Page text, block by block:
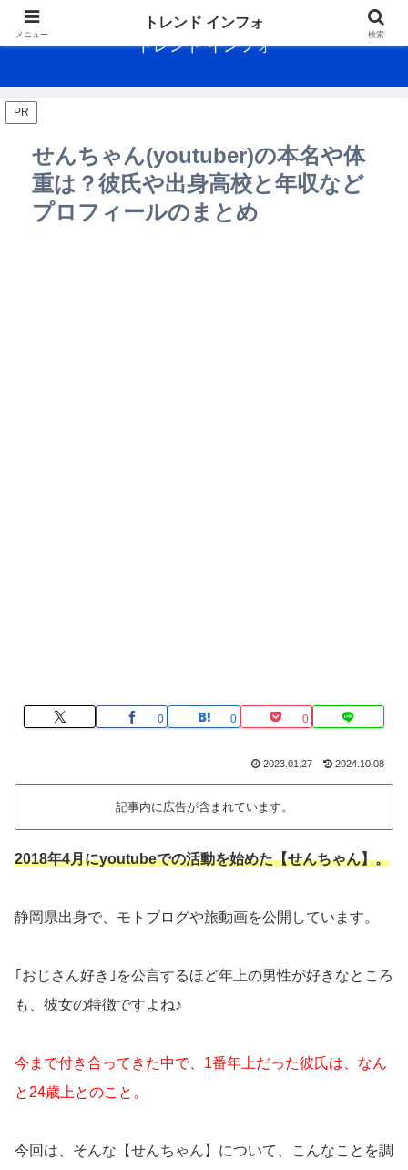
メニュー
トレンド インフォ
検索
トレンド インフォ
PR
せんちゃん(youtuber)の本名や体
重は？彼氏や出身高校と年収など
プロフィールのまとめ
0 0 0
2023.01.27 2024.10.08
記事内に広告が含まれています。
2018年4月にyoutubeでの活動を始めた【せんちゃん】。
静岡県出身で、モトブログや旅動画を公開しています。
｢おじさん好き｣を公言するほど年上の男性が好きなところ
も、彼女の特徴ですよね♪
今まで付き合ってきた中で、1番年上だった彼氏は、なん
と24歳上とのこと。
今回は、そんな【せんちゃん】について、こんなことを調